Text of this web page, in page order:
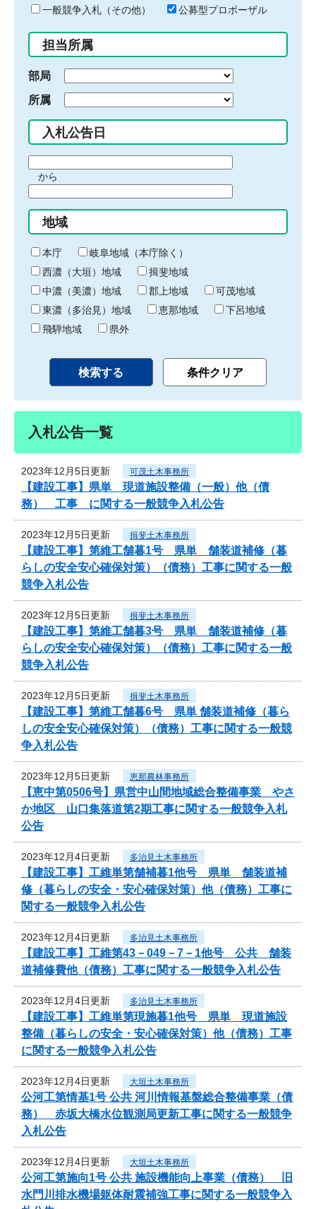
ド
入
力
一般競争入札（その他）
公募型プロポーザル
担当所属
部局
所属
入札公告日
間
始
り
から
間
終
わ
り
地域
本庁
岐阜地域（本庁除く）
西濃（大垣）地域
揖斐地域
中濃（美濃）地域
郡上地域
可茂地域
東濃（多治見）地域
恵那地域
下呂地域
飛騨地域
県外
入札公告一覧
2023年12月5日更新 可茂土木事務所
【建設工事】県単 現道施設整備（一般）他（債
務） 工事 に関する一般競争入札公告
2023年12月5日更新 揖斐土木事務所
【建設工事】第維工舗暮1号 県単 舗装道補修（暮
らしの安全安心確保対策）（債務）工事に関する一般
競争入札公告
2023年12月5日更新 揖斐土木事務所
【建設工事】第維工舗暮3号 県単 舗装道補修（暮
らしの安全安心確保対策）（債務）工事に関する一般
競争入札公告
2023年12月5日更新 揖斐土木事務所
【建設工事】第維工舗暮6号 県単 舗装道補修（暮ら
しの安全安心確保対策）（債務）工事に関する一般競
争入札公告
2023年12月5日更新 恵那農林事務所
【恵中第0506号】県営中山間地域総合整備事業 やさ
か地区 山口集落道第2期工事に関する一般競争入札
公告
2023年12月4日更新 多治見土木事務所
【建設工事】工維単第舗補暮1他号 県単 舗装道補
修（暮らしの安全・安心確保対策）他（債務）工事に
関する一般競争入札公告
2023年12月4日更新 多治見土木事務所
【建設工事】工維第43－049－7－1他号 公共 舗装
道補修費他（債務）工事に関する一般競争入札公告
2023年12月4日更新 多治見土木事務所
【建設工事】工維単第現施暮1他号 県単 現道施設
整備（暮らしの安全・安心確保対策）他（債務）工事
に関する一般競争入札公告
2023年12月4日更新 大垣土木事務所
公河工第情基1号 公共 河川情報基盤総合整備事業（債
務） 赤坂大橋水位観測局更新工事に関する一般競争
入札公告
2023年12月4日更新 大垣土木事務所
公河工第施向1号 公共 施設機能向上事業（債務） 旧
水門川排水機場躯体耐震補強工事に関する一般競争入